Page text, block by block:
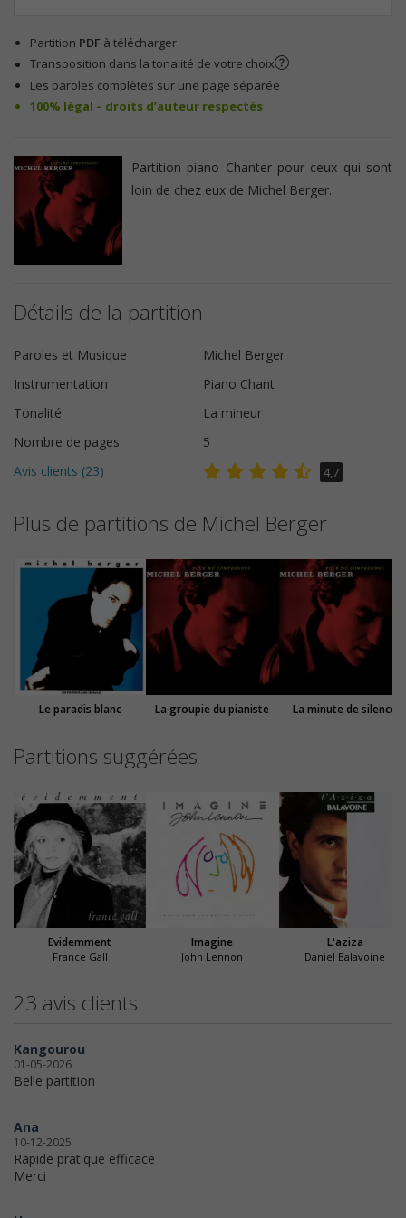
Partition PDF à télécharger
Transposition dans la tonalité de votre choix
Les paroles complètes sur une page séparée
100% légal – droits d’auteur respectés
Partition piano Chanter pour ceux qui sont
loin de chez eux de Michel Berger.
Détails de la partition
Paroles et Musique
Michel Berger
Instrumentation
Piano Chant
Tonalité
La mineur
Nombre de pages
5
Avis clients (23) 4,7
Plus de partitions de Michel Berger
Le paradis blanc La groupie du pianiste La minute de silence
Partitions suggérées
Evidemment
France Gall
Imagine
John Lennon
L'aziza
Daniel Balavoine
23 avis clients
Kangourou
01-05-2026
Belle partition
Ana
10-12-2025
Rapide pratique efficace
Merci